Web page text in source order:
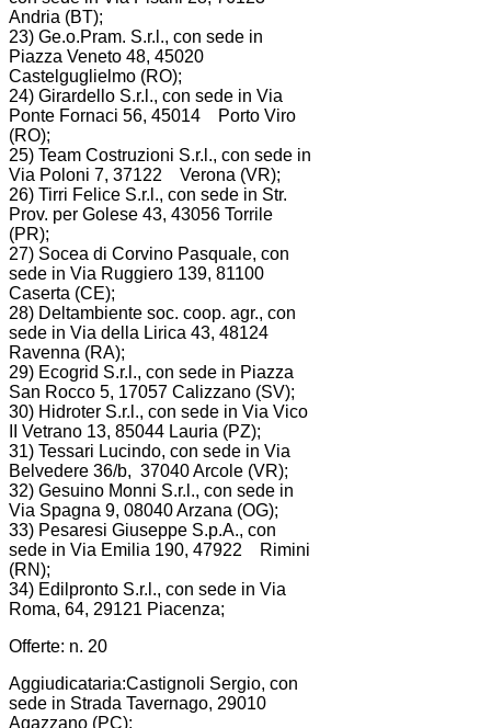
Andria (BT);
23) Ge.o.Pram. S.r.l., con sede in
Piazza Veneto 48, 45020
Castelguglielmo (RO);
24) Girardello S.r.l., con sede in Via
Ponte Fornaci 56, 45014 Porto Viro
(RO);
25) Team Costruzioni S.r.l., con sede in
Via Poloni 7, 37122 Verona (VR);
26) Tirri Felice S.r.l., con sede in Str.
Prov. per Golese 43, 43056 Torrile
(PR);
27) Socea di Corvino Pasquale, con
sede in Via Ruggiero 139, 81100
Caserta (CE);
28) Deltambiente soc. coop. agr., con
sede in Via della Lirica 43, 48124
Ravenna (RA);
29) Ecogrid S.r.l., con sede in Piazza
San Rocco 5, 17057 Calizzano (SV);
30) Hidroter S.r.l., con sede in Via Vico
II Vetrano 13, 85044 Lauria (PZ);
31) Tessari Lucindo, con sede in Via
Belvedere 36/b, 37040 Arcole (VR);
32) Gesuino Monni S.r.l., con sede in
Via Spagna 9, 08040 Arzana (OG);
33) Pesaresi Giuseppe S.p.A., con
sede in Via Emilia 190, 47922 Rimini
(RN);
34) Edilpronto S.r.l., con sede in Via
Roma, 64, 29121 Piacenza;
Offerte: n. 20
Aggiudicataria:Castignoli Sergio, con
sede in Strada Tavernago, 29010
Agazzano (PC);